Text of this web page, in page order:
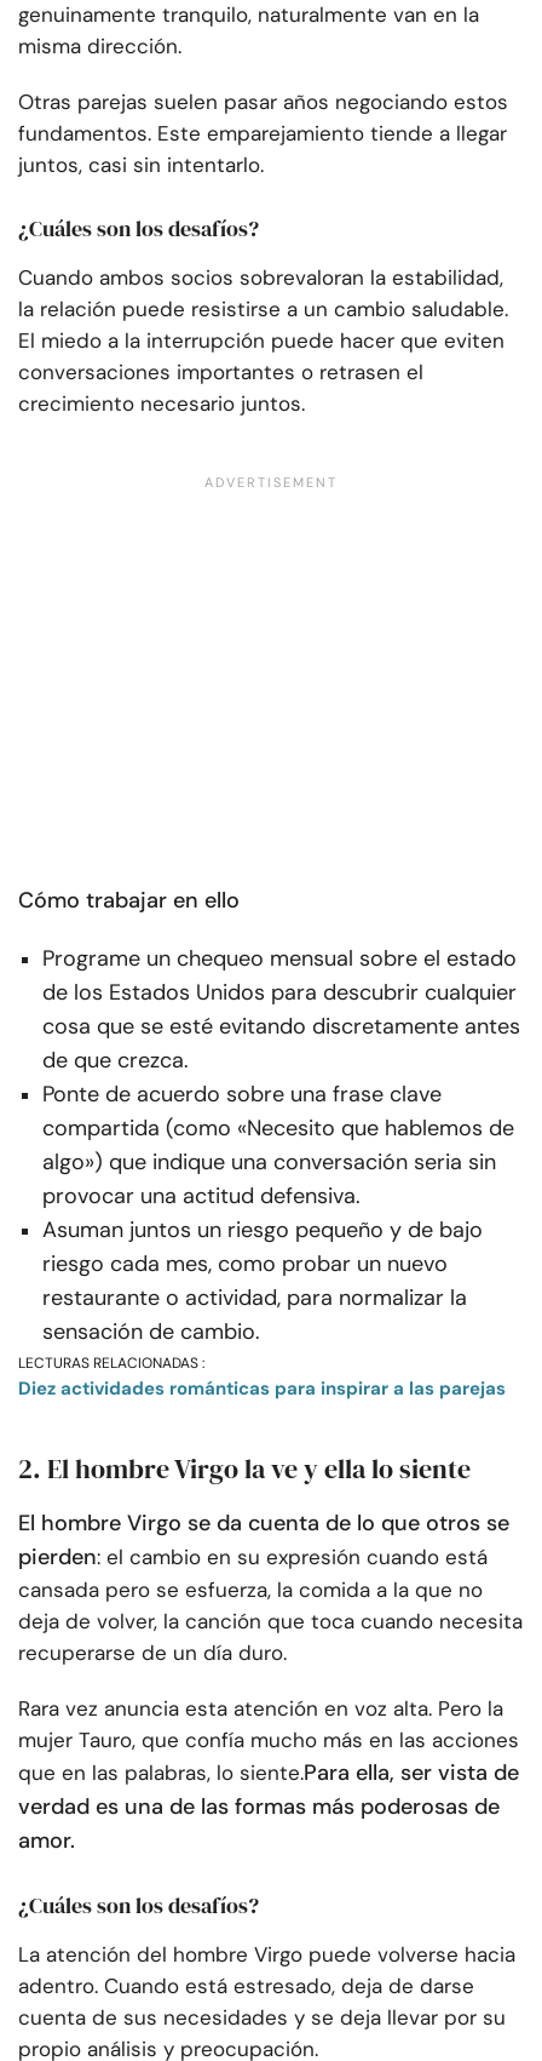
genuinamente tranquilo, naturalmente van en la
misma dirección.
Otras parejas suelen pasar años negociando estos
fundamentos. Este emparejamiento tiende a llegar
juntos, casi sin intentarlo.
¿Cuáles son los desafíos?
Cuando ambos socios sobrevaloran la estabilidad,
la relación puede resistirse a un cambio saludable.
El miedo a la interrupción puede hacer que eviten
conversaciones importantes o retrasen el
crecimiento necesario juntos.
Cómo trabajar en ello
Programe un chequeo mensual sobre el estado
de los Estados Unidos para descubrir cualquier
cosa que se esté evitando discretamente antes
de que crezca.
Ponte de acuerdo sobre una frase clave
compartida (como «Necesito que hablemos de
algo») que indique una conversación seria sin
provocar una actitud defensiva.
Asuman juntos un riesgo pequeño y de bajo
riesgo cada mes, como probar un nuevo
restaurante o actividad, para normalizar la
sensación de cambio.
LECTURAS RELACIONADAS :
Diez actividades románticas para inspirar a las parejas
2. El hombre Virgo la ve y ella lo siente
El hombre Virgo se da cuenta de lo que otros se
pierden: el cambio en su expresión cuando está
cansada pero se esfuerza, la comida a la que no
deja de volver, la canción que toca cuando necesita
recuperarse de un día duro.
Rara vez anuncia esta atención en voz alta. Pero la
mujer Tauro, que confía mucho más en las acciones
que en las palabras, lo siente.Para ella, ser vista de
verdad es una de las formas más poderosas de
amor.
¿Cuáles son los desafíos?
La atención del hombre Virgo puede volverse hacia
adentro. Cuando está estresado, deja de darse
cuenta de sus necesidades y se deja llevar por su
propio análisis y preocupación.